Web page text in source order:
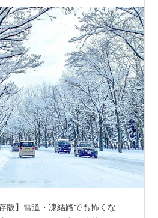
版】雪道・凍結路でも怖くな